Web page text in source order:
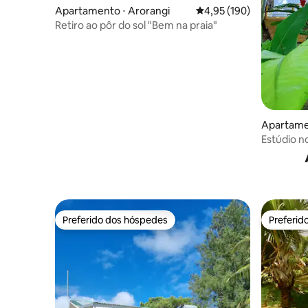
Apartamento ⋅ Arorangi 4,95 de uma avaliação
4,95 (190)
Retiro ao pôr do sol "Bem na praia"
Estúdio
praia e
Preferido dos hóspedes
Preferido dos hóspedes